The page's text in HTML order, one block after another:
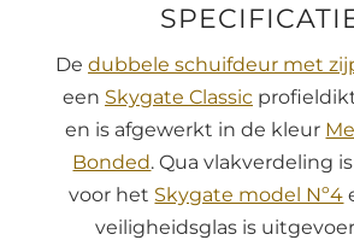
De dubbele schuifdeur met
een Skygate Classic
en is afgewerkt in de kleur
Bonded. Qua vlakverdeling
voor het Skygate model Nº4
veiligheidsglas is